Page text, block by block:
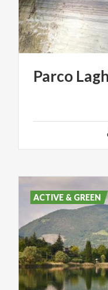
Parco
ACTIVE & GREEN